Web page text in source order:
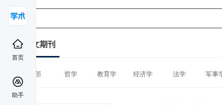
首页
助手
中文期刊
全部 哲学 教育学 经济学 法学 军事